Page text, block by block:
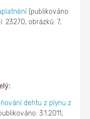
(publikováno:
23270, obrázků: 7,
dehtu z plynu z
3.1.2011,